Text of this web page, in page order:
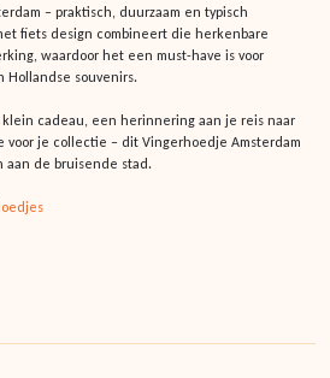
– praktisch, duurzaam en typisch
fiets design combineert die herkenbare
waardoor het een must-have is voor
Hollandse souvenirs.
cadeau, een herinnering aan je reis naar
je collectie – dit Vingerhoedje Amsterdam
aan de bruisende stad.